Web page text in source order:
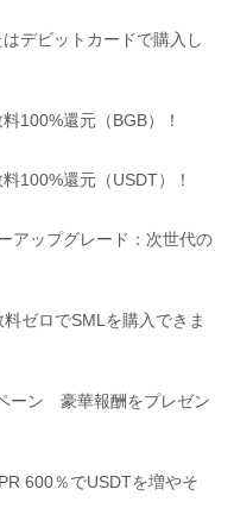
デビットカードで購入し
100%還元（BGB）！
100%還元（USDT）！
アップグレード：次世代の
ゼロでSMLを購入できま
ーン 豪華報酬をプレゼン
600％でUSDTを増やそ